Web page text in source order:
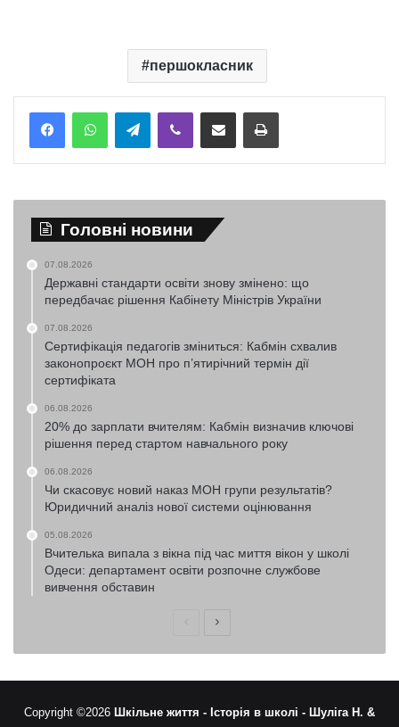
першокласник
TelegramViber Надіслати електронною поштоюНадрукувати
Головні новини
07.08.2026
Державні стандарти освіти знову змінено: що
передбачає рішення Кабінету Міністрів України
07.08.2026
Сертифікація педагогів зміниться: Кабмін схвалив
законопроєкт МОН про п’ятирічний термін дії
сертифіката
06.08.2026
20% до зарплати вчителям: Кабмін визначив ключові
рішення перед стартом навчального року
06.08.2026
Чи скасовує новий наказ МОН групи результатів?
Юридичний аналіз нової системи оцінювання
05.08.2026
Вчителька випала з вікна під час миття вікон у школі
Одеси: департамент освіти розпочне службове
вивчення обставин
ПопередняНаступна
Copyright ©2026 Шкільне життя - Історія в школі - Шуліга Н. &